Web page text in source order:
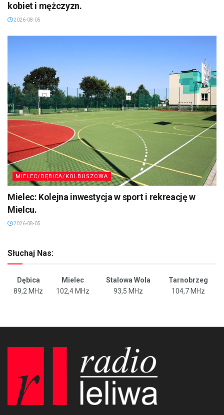
kobiet i mężczyzn.
2026-08-05
MIELEC/DĘBICA/KOLBUSZOWA
Mielec: Kolejna inwestycja w sport i rekreację w
Mielcu.
2026-08-05
Słuchaj Nas:
Dębica Mielec Stalowa Wola
Tarnobrzeg
89,2 MHz
102,4 MHz 93,5 MHz 104,7 MHz